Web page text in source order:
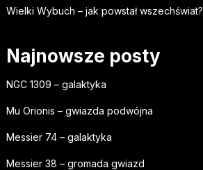
Wielki Wybuch – jak powstał wszechświat?
Najnowsze posty
NGC 1309 – galaktyka
Mu Orionis – gwiazda podwójna
Messier 74 – galaktyka
Messier 38 – gromada gwiazd